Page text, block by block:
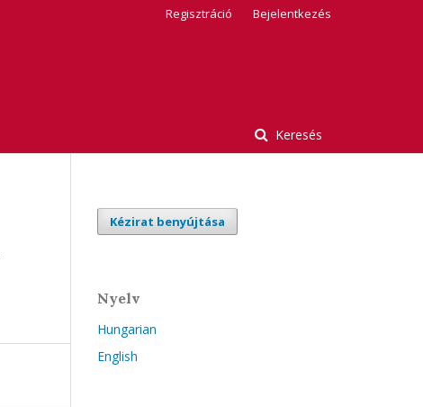
Keresés
Regisztráció Bejelentkezés
Kézirat benyújtása
Nyelv
Hungarian
English